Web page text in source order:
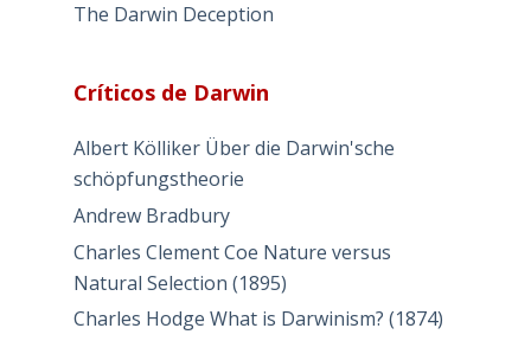
The Darwin Deception
Críticos de Darwin
Albert Kölliker Über die Darwin'sche
schöpfungstheorie
Andrew Bradbury
Charles Clement Coe Nature versus
Natural Selection (1895)
Charles Hodge What is Darwinism? (1874)